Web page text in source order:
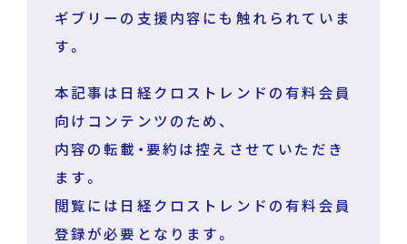
採用情報
ギブリーの支援内容にも触れられていま
す。
本記事は日経クロストレンドの有料会員
向けコンテンツのため、
内容の転載・要約は控えさせていただき
ます。
閲覧には日経クロストレンドの有料会員
登録が必要となります。